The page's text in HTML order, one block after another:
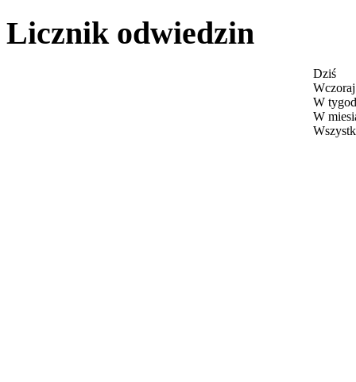
Licznik odwiedzin
Dziś
Wczoraj
W
W